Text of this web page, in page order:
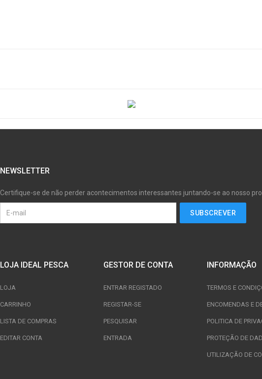
NEWSLETTER
Certifique-se de não perder acontecimentos interessantes juntando-se ao nosso
LOJA IDEAL PESCA
LOJA
CARRINHO
LISTA DE COMPRAS
EDITAR CONTA
GESTOR DE CONTA
ENTRAR REGISTADO
REGISTAR-SE
PESQUISAR
ENTRADA
INFORMAÇÃO
TERMOS E
ENCOMENDAS E
POLITICA DE
PROTEÇÃO DE
UTILIZAÇÃO DE